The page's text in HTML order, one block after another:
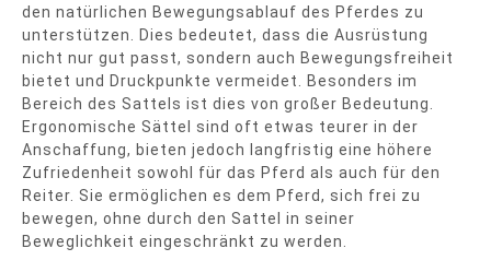
den natürlichen Bewegungsablauf des Pferdes zu
unterstützen. Dies bedeutet, dass die Ausrüstung
nicht nur gut passt, sondern auch Bewegungsfreiheit
bietet und Druckpunkte vermeidet. Besonders im
Bereich des Sattels ist dies von großer Bedeutung.
Ergonomische Sättel sind oft etwas teurer in der
Anschaffung, bieten jedoch langfristig eine höhere
Zufriedenheit sowohl für das Pferd als auch für den
Reiter. Sie ermöglichen es dem Pferd, sich frei zu
bewegen, ohne durch den Sattel in seiner
Beweglichkeit eingeschränkt zu werden.